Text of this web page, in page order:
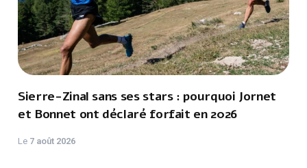
Sierre-Zinal sans ses stars : pourquoi Jornet
et Bonnet ont déclaré forfait en 2026
Le 7 août 2026